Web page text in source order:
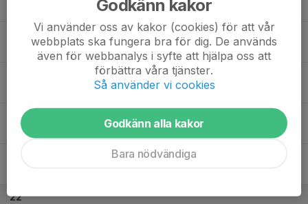
20
Tor
22
Godkänn kakor
Vi använder oss av kakor (cookies) för att vår
webbplats ska fungera bra för dig. De används
även för webbanalys i syfte att hjälpa oss att
förbättra våra tjänster.
Så använder vi cookies
Godkänn alla kakor
Bara nödvändiga